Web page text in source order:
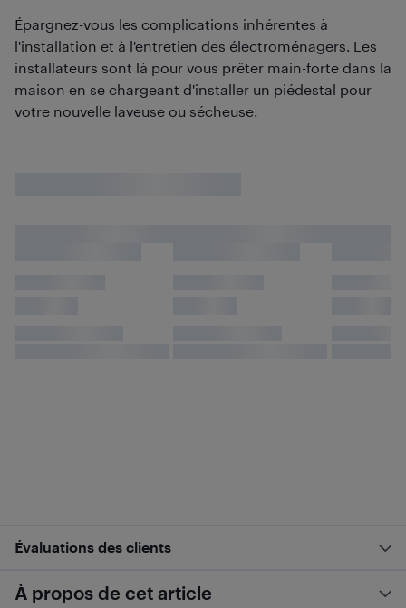
Épargnez-vous les complications inhérentes à
l'installation et à l'entretien des électroménagers. Les
installateurs sont là pour vous prêter main-forte dans la
maison en se chargeant d'installer un piédestal pour
votre nouvelle laveuse ou sécheuse.
Évaluations des clients
À propos de cet article